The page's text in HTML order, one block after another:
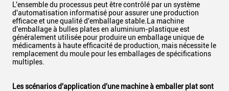
L'ensemble du processus peut être contrôlé par un système
d'automatisation informatisé pour assurer une production
efficace et une qualité d'emballage stable.La machine
d'emballage à bulles plates en aluminium-plastique est
généralement utilisée pour produire un emballage unique de
médicaments à haute efficacité de production, mais nécessite le
remplacement du moule pour les emballages de spécifications
multiples.
Les scénarios d'application d'une machine à emballer plat sont